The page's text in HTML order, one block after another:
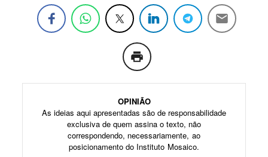
OPINIÃO
As ideias aqui apresentadas são de responsabilidade
exclusiva de quem assina o texto, não
correspondendo, necessariamente, ao
posicionamento do Instituto Mosaico.